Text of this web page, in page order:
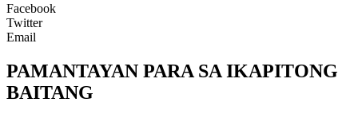
Facebook
Twitter
Email
PAMANTAYAN PARA SA IKAPITONG
BAITANG